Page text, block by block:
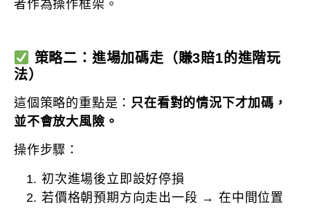
者作為操作框架。
策略二：進場加碼走（賺3賠1的進階玩
法）
這個策略的重點是： 只在看對的情況下才加碼，
並不會放大風險。
操作步驟：
初次進場後立即設好停損
若價格朝預期方向走出一段 → 在中間位置